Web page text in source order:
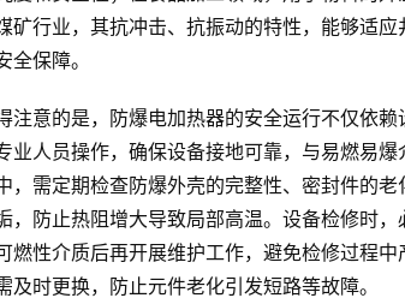
矿行业，其抗冲击、抗振动的特性，能够适
全保障。
注意的是，防爆电加热器的安全运行不仅依
业人员操作，确保设备接地可靠，与易燃易
，需定期检查防爆外壳的完整性、密封件的
，防止热阻增大导致局部高温。设备检修时
燃性介质后再开展维护工作，避免检修过程
及时更换，防止元件老化引发短路等故障。